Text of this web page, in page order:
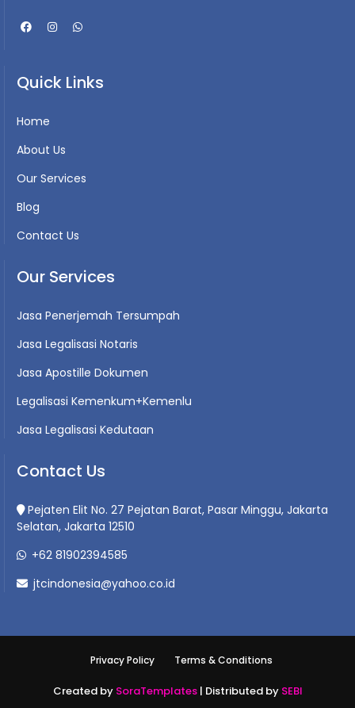
Quick Links
Home
About Us
Our Services
Blog
Contact Us
Our Services
Jasa Penerjemah Tersumpah
Jasa Legalisasi Notaris
Jasa Apostille Dokumen
Legalisasi Kemenkum+Kemenlu
Jasa Legalisasi Kedutaan
Contact Us
Pejaten Elit No. 27 Pejatan Barat, Pasar Minggu, Jakarta
Selatan, Jakarta 12510
+62 81902394585
jtcindonesia@yahoo.co.id
Privacy Policy Terms & Conditions
Created by SoraTemplates| Distributed by SEBI